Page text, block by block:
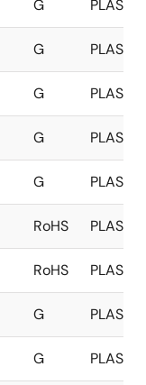
G PLASTIC
G PLASTIC
G PLASTIC
G PLASTIC
G PLASTIC
RoHS PLASTIC
RoHS PLASTIC
G PLASTIC
G PLASTIC